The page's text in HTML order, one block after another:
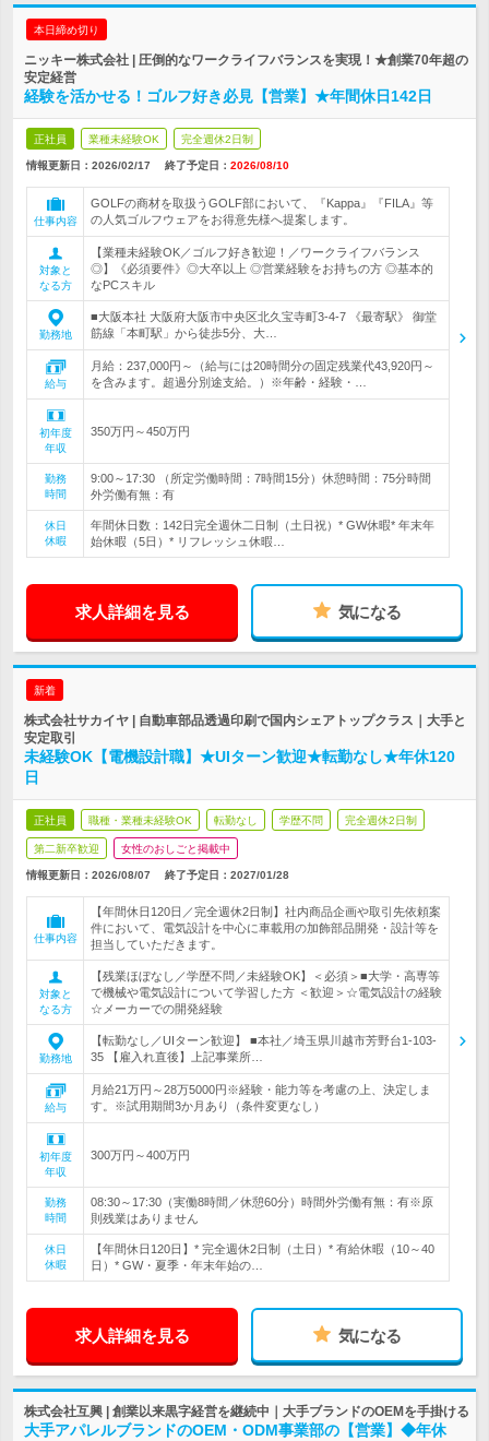
本日締め切り
ニッキー株式会社 | 圧倒的なワークライフバランスを実現！★創業70年超の
安定経営
経験を活かせる！ゴルフ好き必見【営業】★年間休日142日
正社員 業種未経験OK 完全週休2日制
情報更新日：2026/02/17 終了予定日： 2026/08/10
仕事内容
GOLFの商材を取扱うGOLF部において、『Kappa』『FILA』等
の人気ゴルフウェアをお得意先様へ提案します。
対象と
なる方
【業種未経験OK／ゴルフ好き歓迎！／ワークライフバランス
◎】《必須要件》◎大卒以上 ◎営業経験をお持ちの方 ◎基本的
なPCスキル
勤務地
■大阪本社 大阪府大阪市中央区北久宝寺町3-4-7 《最寄駅》 御堂
筋線「本町駅」から徒歩5分、大…
給与
月給：237,000円～（給与には20時間分の固定残業代43,920円～
を含みます。超過分別途支給。）※年齢・経験・…
初年度
年収
350万円～450万円
勤務
時間
9:00～17:30 （所定労働時間：7時間15分）休憩時間：75分時間
外労働有無：有
休日
休暇
年間休日数：142日完全週休二日制（土日祝）* GW休暇* 年末年
始休暇（5日）* リフレッシュ休暇…
求人詳細を見る 気になる
新着
株式会社サカイヤ | 自動車部品透過印刷で国内シェアトップクラス｜大手と
安定取引
未経験OK【電機設計職】★UIターン歓迎★転勤なし★年休120
日
正社員 職種・業種未経験OK 転勤なし 学歴不問 完全週休2日制
第二新卒歓迎 女性のおしごと掲載中
情報更新日：2026/08/07 終了予定日： 2027/01/28
仕事内容
【年間休日120日／完全週休2日制】社内商品企画や取引先依頼案
件において、電気設計を中心に車載用の加飾部品開発・設計等を
担当していただきます。
対象と
なる方
【残業ほぼなし／学歴不問／未経験OK】＜必須＞■大学・高専等
で機械や電気設計について学習した方 ＜歓迎＞☆電気設計の経験
☆メーカーでの開発経験
勤務地
【転勤なし／UIターン歓迎】 ■本社／埼玉県川越市芳野台1-103-
35 【雇入れ直後】上記事業所…
給与
月給21万円～28万5000円※経験・能力等を考慮の上、決定しま
す。※試用期間3か月あり（条件変更なし）
初年度
年収
300万円～400万円
勤務
時間
08:30～17:30（実働8時間／休憩60分）時間外労働有無：有※原
則残業はありません
休日
休暇
【年間休日120日】* 完全週休2日制（土日）* 有給休暇（10～40
日）* GW・夏季・年末年始の…
求人詳細を見る 気になる
株式会社互興 | 創業以来黒字経営を継続中｜大手ブランドのOEMを手掛ける
大手アパレルブランドのOEM・ODM事業部の【営業】◆年休